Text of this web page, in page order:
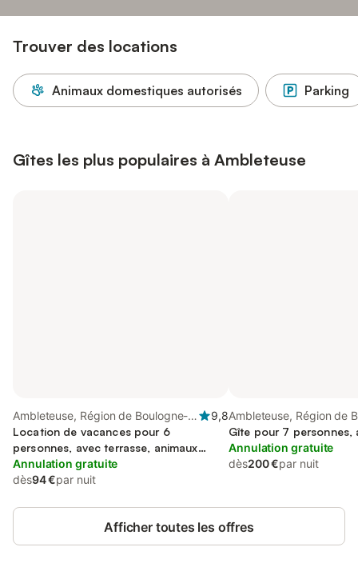
Trouver des locations
Animaux domestiques autorisés Parking
Gîtes les plus populaires à Ambleteuse
Ambleteuse, Région de Boulogne-
sur-Mer
9,8
Location de vacances pour 6
personnes, avec terrasse, animaux
acceptés
Annulation gratuite
dès94 €par nuit
Ambleteuse, Région de
sur-Mer
Gîte pour 7 personnes,
Annulation gratuite
dès200 €par nuit
Afficher toutes les offres